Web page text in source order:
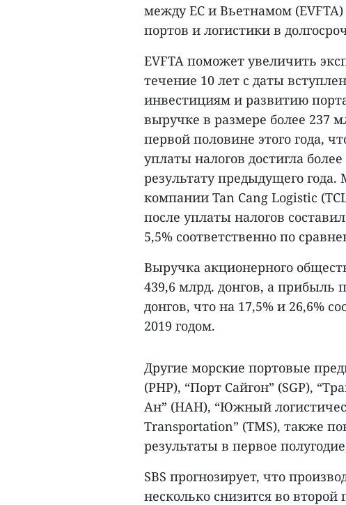
между ЕС и Вьетнамом
портов и логистики в
EVFTA поможет увеличить
течение 10 лет с даты
инвестициям и развитию
выручке в размере более 237
первой половине этого года,
уплаты налогов достигла
результату предыдущего
компании Tan Cang Logistic
после уплаты налогов
5,5% соответственно по
Выручка акционерного
439,6 млрд. донгов, а прибыль
донгов, что на 17,5% и 26,6%
2019 годом.
Другие морские портовые
(PHP), “Порт Сайгон” (SGP),
Ан” (HAH), “Южный
Transportation” (TMS), также
результаты в первое
SBS прогнозирует, что
несколько снизится во второй